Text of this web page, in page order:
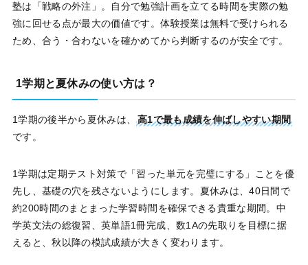
塾は「戦略の外注」。自分で勉強計画を立てる時間を実際の勉
強に回せる点が最大の価値です。体験授業は無料で受けられる
ため、合う・合わないを確かめてから判断するのが安全です。
1学期と夏休みの使い方は？
1学期の後半から夏休みは、高1で最も成績を伸ばしやすい期間
です。
1学期は定期テスト対策で「習った単元を完璧にする」ことを優
先し、基礎の穴を残さないようにします。夏休みは、40日間で
約200時間のまとまった学習時間を確保できる貴重な期間。中
学英文法の総復習、英単語1冊完成、数1Aの先取りを目標に据
えると、秋以降の模試成績が大きく変わります。